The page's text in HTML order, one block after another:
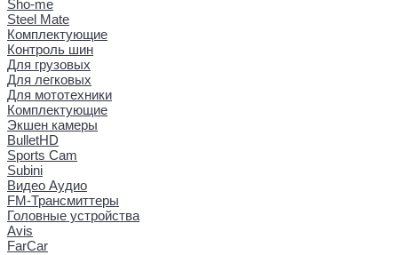
Sho-me
Steel Mate
Комплектующие
Контроль шин
Для грузовых
Для легковых
Для мототехники
Комплектующие
Экшен камеры
BulletHD
Sports Cam
Subini
Видео Аудио
FM-Трансмиттеры
Головные устройства
Avis
FarCar